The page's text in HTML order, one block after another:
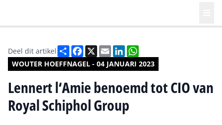
WOUTER HOEFFNAGEL - 04 JANUARI 2023
Deel dit artikel DeelFacebook
X EmailLinkedIn
Lennert l‘Amie benoemd tot CIO van
Royal Schiphol Group